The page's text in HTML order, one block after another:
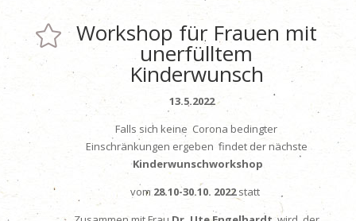
 Workshop für Frauen mit
unerfülltem
Kinderwunsch
13.5.2022
Falls sich keine Corona bedingter
Einschränkungen ergeben findet der nächste
Kinderwunschworkshop
vom 28.10-30.10. 2022statt